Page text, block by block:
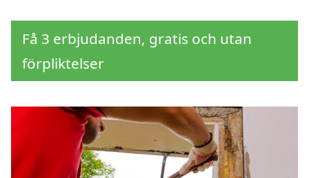
Få 3 erbjudanden, gratis och utan
förpliktelser